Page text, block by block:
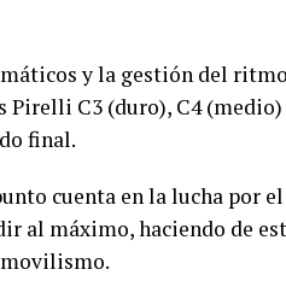
y la gestión del
Pirelli C3 (duro), C4
final.
cuenta en la lucha por
al máximo, haciendo de